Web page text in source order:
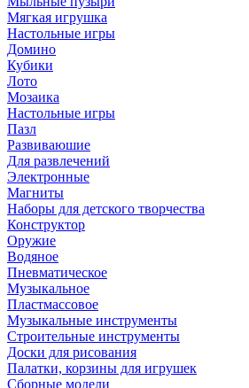
Мягкая игрушка
Настольные игры
Домино
Кубики
Лото
Мозаика
Настольные игры
Пазл
Развиваюшие
Для развлечений
Электронные
Магниты
Наборы для детского творчества
Конструктор
Оружие
Водяное
Пневматическое
Музыкальное
Пластмассовое
Музыкальные инструменты
Строительные инструменты
Доски для рисования
Палатки, корзины для игрушек
Сборные модели